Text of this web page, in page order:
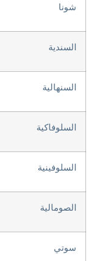
شونا
السندية
السنهالية
السلوفاكية
السلوفينية
الصومالية
سوتي